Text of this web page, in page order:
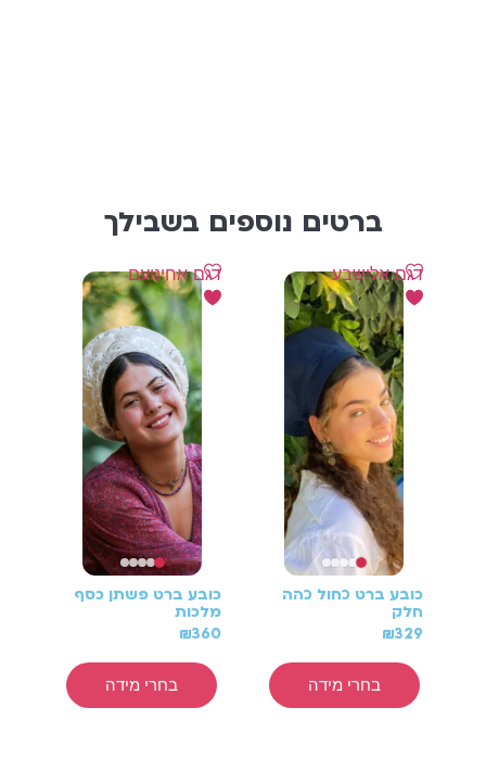
ברטים נוספים בשבילך
כובע ברט כחול כהה
חלק
₪329
בחרי מידה
דגם אלישבע
כובע ברט פשתן כסף
מלכות
₪360
בחרי מידה
דגם אחינועם